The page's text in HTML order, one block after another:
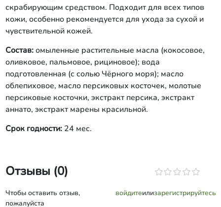
скрабирующим средством. Подходит для всех типов
кожи, особенно рекомендуется для ухода за сухой и
чувствительной кожей.
Состав: омыленные растительные масла (кокосовое,
оливковое, пальмовое, рициновое); вода
подготовленная (с солью Чёрного моря); масло
облепиховое, масло персиковых косточек, молотые
персиковые косточки, экстракт персика, экстракт
аннато, экстракт марены красильной.
Срок годности: 24 мес.
Отзывы (0)
Чтобы оставить отзыв,
пожалуйста
войдитеилизарегистрируйтесь